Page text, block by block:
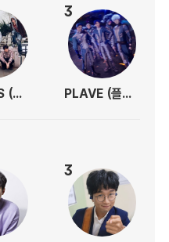
CORTIS (코르티스)
3
PLAVE (플레이브)
3